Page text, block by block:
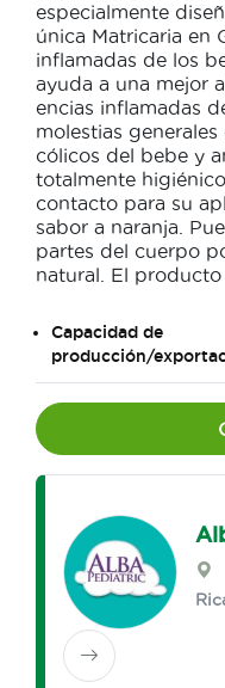
especialmente
única Matricaria en
inflamadas de los
ayuda a una mejor
encias inflamadas
molestias
cólicos del bebe y
totalmente
contacto para su
sabor a naranja.
partes del cuerpo
natural. El producto
Capacidad de
producción/